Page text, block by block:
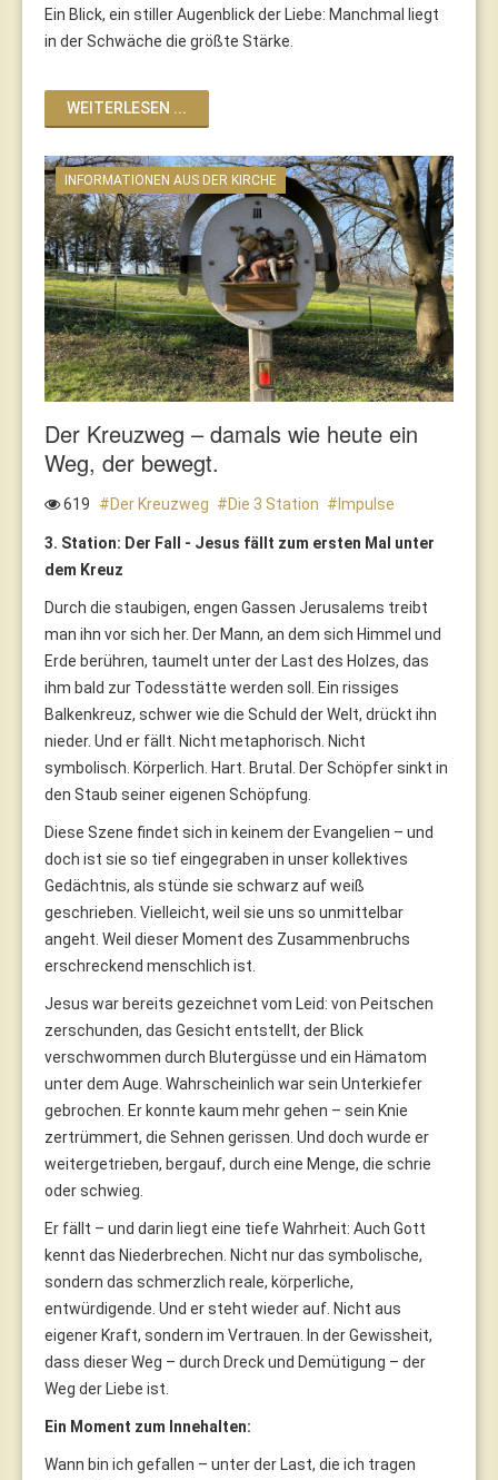
Ein Blick, ein stiller Augenblick der Liebe: Manchmal liegt
in der Schwäche die größte Stärke.
WEITERLESEN ...
INFORMATIONEN AUS DER KIRCHE
Der Kreuzweg – damals wie heute ein
Weg, der bewegt.
619 Der Kreuzweg Die 3 Station Impulse
3. Station: Der Fall - Jesus fällt zum ersten Mal unter
dem Kreuz
Durch die staubigen, engen Gassen Jerusalems treibt
man ihn vor sich her. Der Mann, an dem sich Himmel und
Erde berühren, taumelt unter der Last des Holzes, das
ihm bald zur Todesstätte werden soll. Ein rissiges
Balkenkreuz, schwer wie die Schuld der Welt, drückt ihn
nieder. Und er fällt. Nicht metaphorisch. Nicht
symbolisch. Körperlich. Hart. Brutal. Der Schöpfer sinkt in
den Staub seiner eigenen Schöpfung.
Diese Szene findet sich in keinem der Evangelien – und
doch ist sie so tief eingegraben in unser kollektives
Gedächtnis, als stünde sie schwarz auf weiß
geschrieben. Vielleicht, weil sie uns so unmittelbar
angeht. Weil dieser Moment des Zusammenbruchs
erschreckend menschlich ist.
Jesus war bereits gezeichnet vom Leid: von Peitschen
zerschunden, das Gesicht entstellt, der Blick
verschwommen durch Blutergüsse und ein Hämatom
unter dem Auge. Wahrscheinlich war sein Unterkiefer
gebrochen. Er konnte kaum mehr gehen – sein Knie
zertrümmert, die Sehnen gerissen. Und doch wurde er
weitergetrieben, bergauf, durch eine Menge, die schrie
oder schwieg.
Er fällt – und darin liegt eine tiefe Wahrheit: Auch Gott
kennt das Niederbrechen. Nicht nur das symbolische,
sondern das schmerzlich reale, körperliche,
entwürdigende. Und er steht wieder auf. Nicht aus
eigener Kraft, sondern im Vertrauen. In der Gewissheit,
dass dieser Weg – durch Dreck und Demütigung – der
Weg der Liebe ist.
Ein Moment zum Innehalten:
Wann bin ich gefallen – unter der Last, die ich tragen